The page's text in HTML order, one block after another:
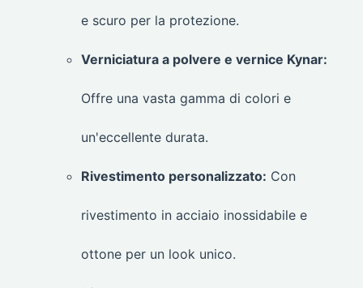
e scuro per la protezione.
Verniciatura a polvere e vernice Kynar:
Offre una vasta gamma di colori e
un'eccellente durata.
Rivestimento personalizzato: Con
rivestimento in acciaio inossidabile e
ottone per un look unico.